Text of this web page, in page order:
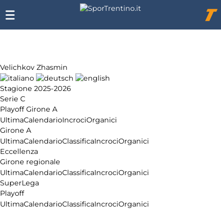
Velichkov Zhasmin
Stagione 2025-2026
Serie C
Playoff Girone A
UltimaCalendarioIncrociOrganici
Girone A
UltimaCalendarioClassificaIncrociOrganici
Eccellenza
Girone regionale
UltimaCalendarioClassificaIncrociOrganici
SuperLega
Playoff
UltimaCalendarioClassificaIncrociOrganici
Chi
siamo
Affiliazione